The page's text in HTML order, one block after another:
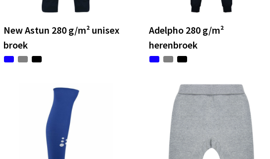
New Astun 280 g/m² unisex
broek
Adelpho 280 g/m²
herenbroek